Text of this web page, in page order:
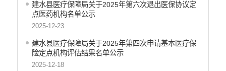
建水县医疗保障局关于2025年第六次退出医保协议定
点医药机构名单公示
2025-12-23
建水县医疗保障局关于2025年第四次申请基本医疗保
险定点机构评估结果名单公示
2025-12-18